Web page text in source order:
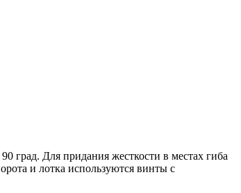
град. Для придания жесткости в местах гиба
и лотка используются винты с